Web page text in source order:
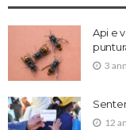
Api e
3
12